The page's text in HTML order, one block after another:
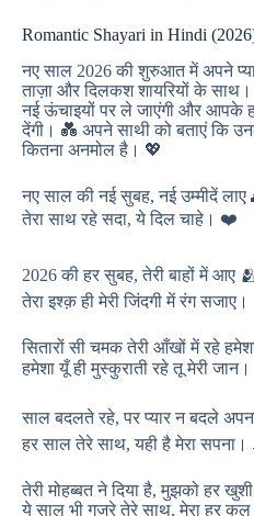
Romantic Shayari in Hindi
नए साल 2026 की शुरुआत में अपने
ताज़ा और दिलकश शायरियों के
नई ऊंचाइयों पर ले जाएंगी और आपके
देंगी। 💑 अपने साथी को बताएं कि
कितना अनमोल है। 💖
नए साल की नई सुबह, नई उम्मीदें लाए
तेरा साथ रहे सदा, ये दिल चाहे। ❤️
2026 की हर सुबह, तेरी बाहों में आए 🫂
तेरा इश्क़ ही मेरी जिंदगी में रंग सजाए।
सितारों सी चमक तेरी आँखों में रहे
हमेशा यूँ ही मुस्कुराती रहे तू मेरी
साल बदलते रहे, पर प्यार न बदले
हर साल तेरे साथ, यही है मेरा सपना।
तेरी मोहब्बत ने दिया है, मुझको हर
ये साल भी गुजरे तेरे साथ, मेरा हर